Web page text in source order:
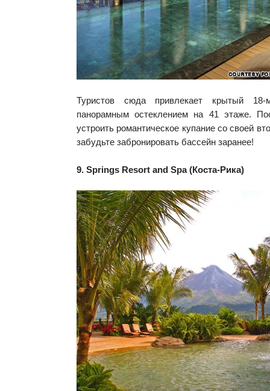
Туристов сюда привлекает крытый 18-
панорамным остеклением на 41 этаже.
устроить романтическое купание со своей
забудьте забронировать бассейн заранее!
9. Springs Resort and Spa (Коста-Рика)